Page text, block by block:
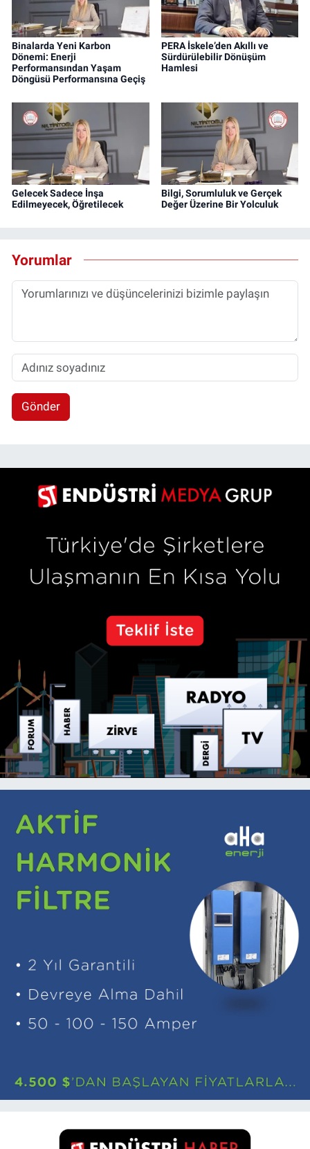
Binalarda Yeni Karbon
Dönemi: Enerji
Performansından Yaşam
Döngüsü Performansına Geçiş
PERA İskele’den Akıllı ve
Sürdürülebilir Dönüşüm
Hamlesi
Gelecek Sadece İnşa
Edilmeyecek, Öğretilecek
Bilgi, Sorumluluk ve Gerçek
Değer Üzerine Bir Yolculuk
Yorumlar
Gönder